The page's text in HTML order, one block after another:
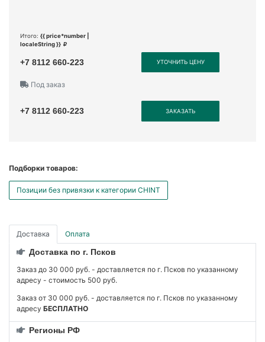
Итого: {{ price*number |
localeString }}
+7 8112 660-223 УТОЧНИТЬ ЦЕНУ
Под заказ
+7 8112 660-223 ЗАКАЗАТЬ
Подборки товаров:
Позиции без привязки к категории CHINT
Доставка Оплата
Доставка по г. Псков
Заказ до 30 000 руб. - доставляется по г. Псков по указанному
адресу - стоимость 500 руб.
Заказ от 30 000 руб. - доставляется по г. Псков по указанному
адресу БЕСПЛАТНО
Регионы РФ